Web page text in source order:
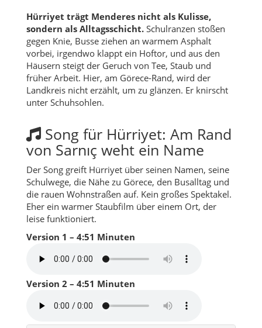
Hürriyet trägt Menderes nicht als Kulisse,
sondern als Alltagsschicht. Schulranzen stoßen
gegen Knie, Busse ziehen an warmem Asphalt
vorbei, irgendwo klappt ein Hoftor, und aus den
Häusern steigt der Geruch von Tee, Staub und
früher Arbeit. Hier, am Görece-Rand, wird der
Landkreis nicht erzählt, um zu glänzen. Er knirscht
unter Schuhsohlen.
Song für Hürriyet: Am Rand
von Sarnıç weht ein Name
Der Song greift Hürriyet über seinen Namen, seine
Schulwege, die Nähe zu Görece, den Busalltag und
die rauen Wohnstraßen auf. Kein großes Spektakel.
Eher ein warmer Staubfilm über einem Ort, der
leise funktioniert.
Version 1 – 4:51 Minuten
Version 2 – 4:51 Minuten